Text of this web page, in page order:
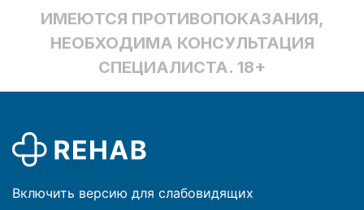
ИМЕЮТСЯ ПРОТИВОПОКАЗАНИЯ,
НЕОБХОДИМА КОНСУЛЬТАЦИЯ
СПЕЦИАЛИСТА. 18+
Включить версию для слабовидящих